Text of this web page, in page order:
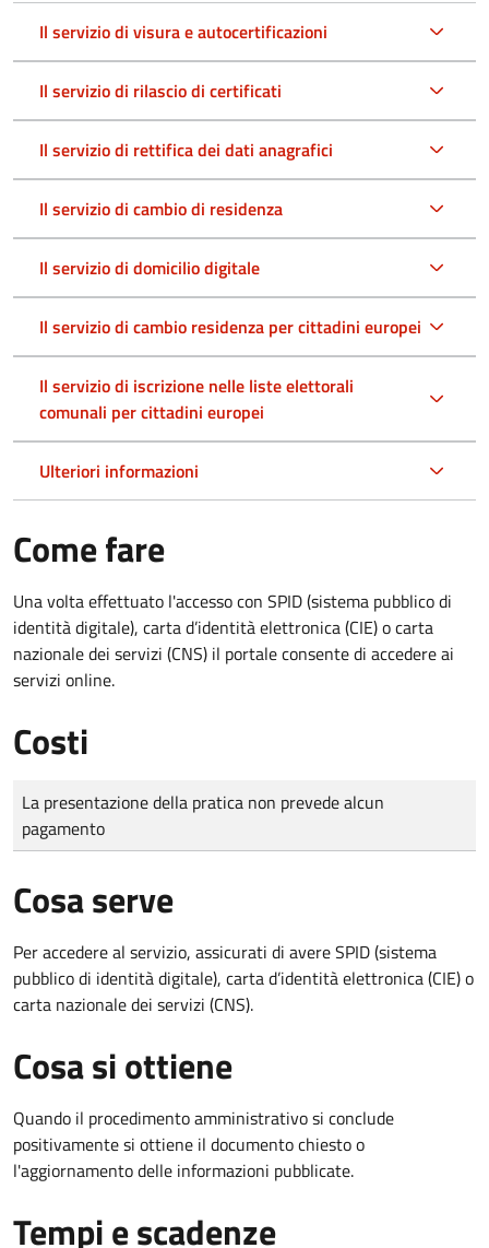
Il servizio di visura e autocertificazioni
Il servizio di rilascio di certificati
Il servizio di rettifica dei dati anagrafici
Il servizio di cambio di residenza
Il servizio di domicilio digitale
Il servizio di cambio residenza per cittadini europei
Il servizio di iscrizione nelle liste elettorali
comunali per cittadini europei
Ulteriori informazioni
Come fare
Una volta effettuato l'accesso con SPID (sistema pubblico di
identità digitale), carta d’identità elettronica (CIE) o carta
nazionale dei servizi (CNS) il portale consente di accedere ai
servizi online.
Costi
Tipo di pagamento
Importo
La presentazione della pratica non prevede alcun
pagamento
Cosa serve
Per accedere al servizio, assicurati di avere SPID (sistema
pubblico di identità digitale), carta d’identità elettronica (CIE) o
carta nazionale dei servizi (CNS).
Cosa si ottiene
Quando il procedimento amministrativo si conclude
positivamente si ottiene il documento chiesto o
l'aggiornamento delle informazioni pubblicate.
Tempi e scadenze